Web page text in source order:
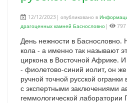
12/12/2023| опубликовано в
драгоценных камней Баснословно| 797
День нежности в Баснословно.
кола - а именно так называют
циркона в Восточной Африке.
- фиолетово-синий иолит, он
ручной точной русской
с экспертными заключениями
геммологической